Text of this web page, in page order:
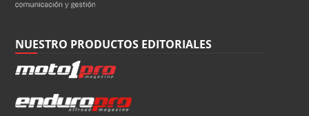
NUESTRO PRODUCTOS EDITORIALES